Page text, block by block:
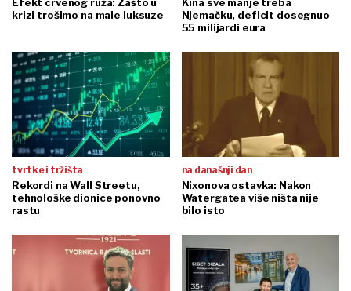
krizi trošimo na male luksuze
Njemačku, deficit dosegnuo
55 milijardi eura
tvrtke i tržišta
Rekordi na Wall Streetu,
tehnološke dionice ponovno
rastu
na današnji dan
Nixonova ostavka: Nakon
Watergatea više ništa nije
bilo isto